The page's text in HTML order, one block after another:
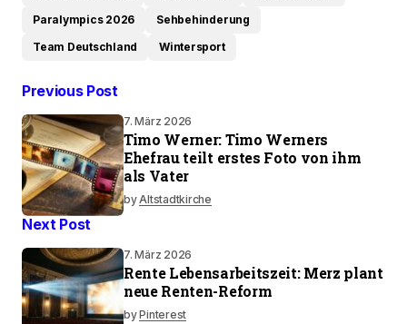
Paralympics 2026
Sehbehinderung
Team Deutschland
Wintersport
Previous Post
7. März 2026
Timo Werner: Timo Werners
Ehefrau teilt erstes Foto von ihm
als Vater
byAltstadtkirche
Next Post
7. März 2026
Rente Lebensarbeitszeit: Merz plant
neue Renten-Reform
byPinterest